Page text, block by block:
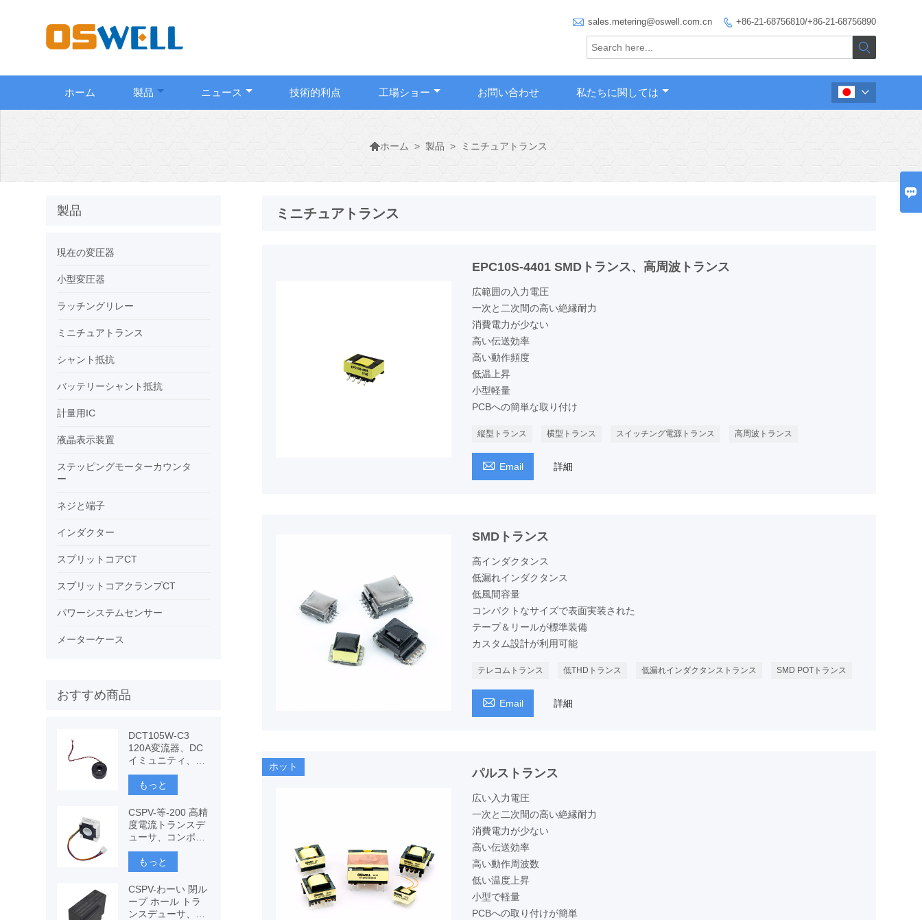

 sales.metering@oswell.com.cn  +86-21-68756810/+86-21-68756890

ホーム 製品 ニュース 技術的利点 工場ショー お問い合わせ 私たちに関しては 
ホーム > 製品 > ミニチュアトランス
ミニチュアトランス
EPC10S-4401 SMDトランス、高周波トランス
広範囲の入力電圧
一次と二次間の高い絶縁耐力
消費電力が少ない
高い伝送効率
高い動作頻度
低温上昇
小型軽量
PCBへの簡単な取り付け
縦型トランス 横型トランス スイッチング電源トランス 高周波トランス
 Email 詳細
SMDトランス
高インダクタンス
低漏れインダクタンス
低風間容量
コンパクトなサイズで表面実装された
テープ＆リールが標準装備
カスタム設計が利用可能
テレコムトランス 低THDトランス 低漏れインダクタンストランス SMD POTトランス
 Email 詳細
ホット パルストランス
広い入力電圧
一次と二次間の高い絶縁耐力
消費電力が少ない
高い伝送効率
高い動作周波数
低い温度上昇
小型で軽量
PCBへの取り付けが簡単
製品
現在の変圧器
小型変圧器
ラッチングリレー
ミニチュアトランス
シャント抵抗
バッテリーシャント抵抗
計量用IC
液晶表示装置
ステッピングモーターカウンタ
ー
ネジと端子
インダクター
スプリットコアCT
スプリットコアクランプCT
パワーシステムセンサー
メーターケース
おすすめ商品
DCT105W-C3
120A変流器、DC
イミュニティ、CT
メータリング
もっと
CSPV-等-200 高精
度電流トランスデ
ューサ、コンポー
ネントベースのフ
ラックスゲート
もっと
CSPV-わーい 閉ル
ープ ホール トラ
ンスデューサ、交